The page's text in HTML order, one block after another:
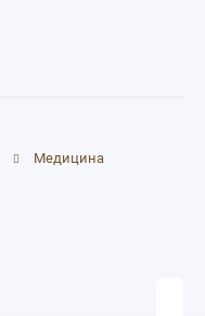
Медицина